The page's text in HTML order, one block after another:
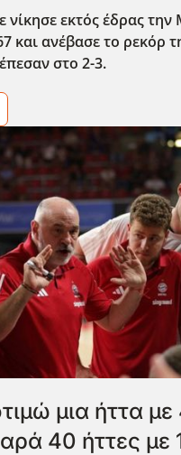
νίκησε εκτός έδρας
και ανέβασε το ρεκόρ
στο 2-3.
μια ήττα με
40 ήττες με